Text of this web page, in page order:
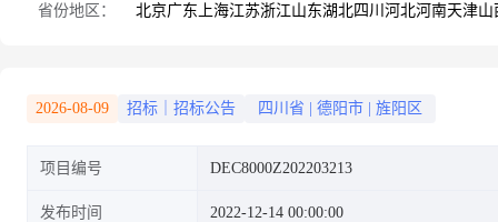
省份地区： 北京广东 上海江苏浙江山东湖北四川 河北河南天津山
2026-08-09 招标｜招标公告 四川省 德阳市 旌阳区
项目编号 DEC8000Z202203213
发布时间 2022-12-14 00:00:00